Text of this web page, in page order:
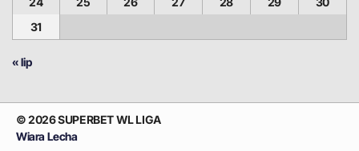
31
« lip
© 2026 SUPERBET WL LIGA
Wiara Lecha